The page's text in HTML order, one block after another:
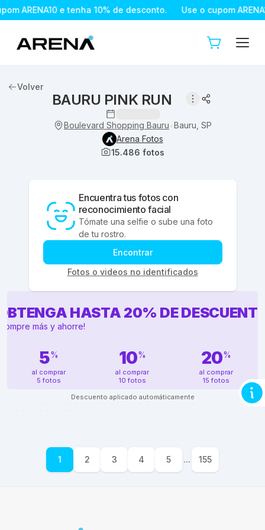
ARENA10 e tenha 10% de desconto. Use o cupom
Volver
BAURU PINK RUN
Boulevard Shopping Bauru Bauru, SP
Arena Fotos
15.486 fotos
Encuentra tus fotos con
reconocimiento facial
Tómate una selfie o sube una foto
de tu rostro.
Encontrar
Fotos o videos no identificados
HASTA 20% DE
más y ahorre!
5%
al comprar
5 fotos
10%
al comprar
10 fotos
20%
al comprar
15 fotos
Descuento aplicado automáticamente
1 2 3 4 5 ... 155